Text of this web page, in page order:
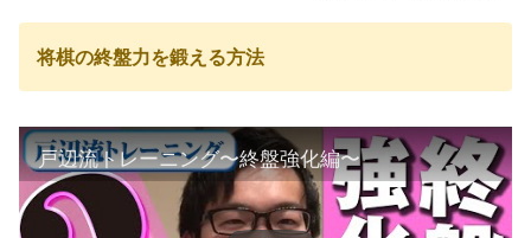
将棋の終盤力を鍛える方法
戸辺流トレーニング〜終盤強化編〜